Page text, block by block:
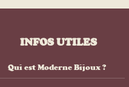
INFOS UTILES
Qui est Moderne Bijoux ?